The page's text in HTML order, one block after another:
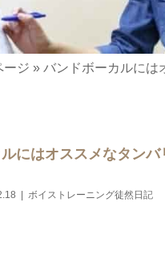
ージ » バンドボーカルには
にはオススメなタンバ
ボイストレーニング徒然日記